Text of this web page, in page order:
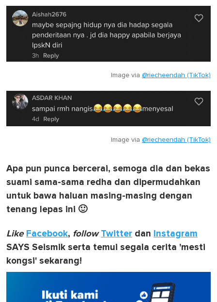
Image via @riecheendah (TikTok)
Image via @riecheendah (TikTok)
Apa pun punca bercerai, semoga dia dan bekas
suami sama-sama redha dan dipermudahkan
untuk bawa haluan masing-masing dengan
tenang lepas ini 🙂
Like Facebook, follow Twitter dan Instagram
SAYS Seismik serta temui segala cerita 'mesti
kongsi' sekarang!